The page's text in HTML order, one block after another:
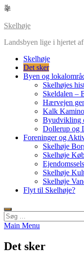
Skip
content
Skelhøje
Landsbyen lige i hjertet
Skelhøje
Det sker
Byen og
Skelhøjes
Skeldalen –
Hærvejen
Kalk
Byudvikling
Dollerup og
Foreninger og
Skelhøje
Skelhøje
Skelhøje
Skelhøje
Flyt til Skelhøje?
Søg
efter:
Main Menu
Det sker